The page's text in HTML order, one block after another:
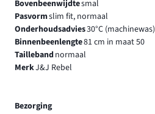
Bovenbeenwijdtesmal
Pasvormslim fit, normaal
Onderhoudsadvies30°C (machinewas)
Binnenbeenlengte81 cm in maat 50
Taillebandnormaal
MerkJ&J Rebel
Bezorging